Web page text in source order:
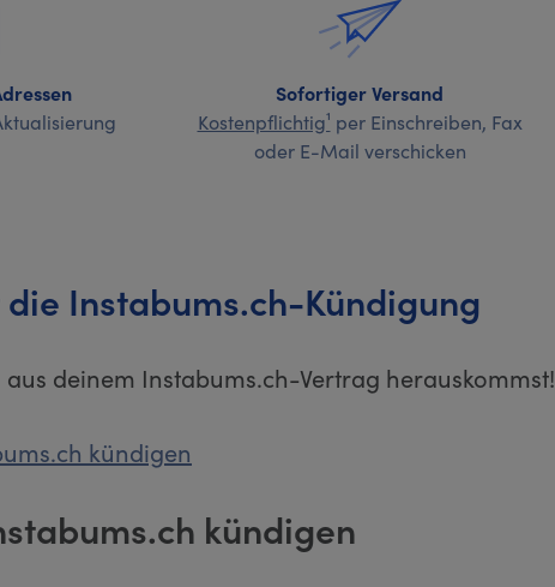
Sofortiger Versand
Kostenpflichtig¹ per Einschreiben, Fax
oder E-Mail verschicken
Instabums.ch-Kündigung
aus deinem Instabums.ch-Vertrag herauskommst!
kündigen
kündigen